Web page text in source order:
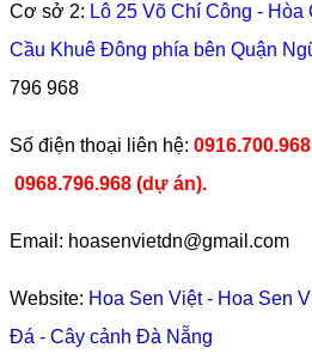
Cơ sở 2: Lô 25 Võ Chí Công -
Cầu Khuê Đông phía bên Quận
796 968
​Số điện thoại liên hệ:
0968.796.968 (dự án).
Email: hoasenvietdn@gmail.com
Website: Hoa Sen Việt- Hoa Sen
Đá - Cây cảnh Đà Nẵng